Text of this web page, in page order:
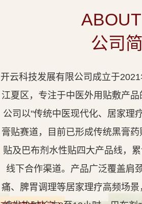
公司
开云科技发展有限公司成立于
江夏区，专注于中医外用贴敷产
公司以"传统中医现代化、居家理
膏贴赛道，目前已形成传统黑膏
贴及巴布剂水性贴四大产品线，
线下合作渠道。产品广泛覆盖肩
痛、脾胃调理等居家理疗高频场